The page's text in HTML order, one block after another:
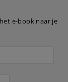
e-book naar je